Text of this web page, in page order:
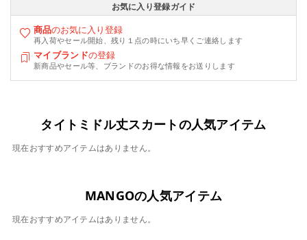
お気に入り登録ガイド
商品のお気に入り登録
再入荷やセール開始、残り１点の時にいち早くご連絡します
マイブランドの登録
新商品やセール等、ブランドのお得な情報をお送りします
タイトミドル丈スカートの人気アイテム
現在おすすめアイテムはありません。
MANGOの人気アイテム
現在おすすめアイテムはありません。